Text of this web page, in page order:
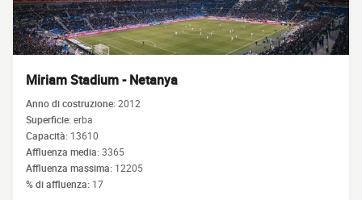
Miriam Stadium - Netanya
Anno di costruzione:2012
Superficie:erba
Capacità: 13610
Affluenza media:3365
Affluenza massima: 12205
% di affluenza: 17